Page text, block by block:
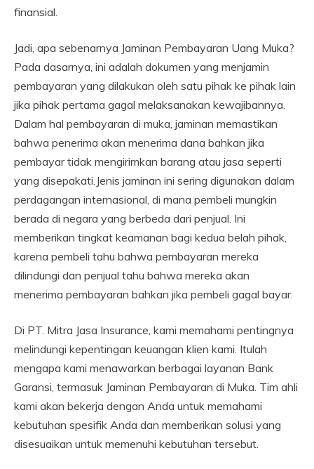
finansial.
Jadi, apa sebenarnya Jaminan Pembayaran Uang Muka?
Pada dasarnya, ini adalah dokumen yang menjamin
pembayaran yang dilakukan oleh satu pihak ke pihak lain
jika pihak pertama gagal melaksanakan kewajibannya.
Dalam hal pembayaran di muka, jaminan memastikan
bahwa penerima akan menerima dana bahkan jika
pembayar tidak mengirimkan barang atau jasa seperti
yang disepakati.Jenis jaminan ini sering digunakan dalam
perdagangan internasional, di mana pembeli mungkin
berada di negara yang berbeda dari penjual. Ini
memberikan tingkat keamanan bagi kedua belah pihak,
karena pembeli tahu bahwa pembayaran mereka
dilindungi dan penjual tahu bahwa mereka akan
menerima pembayaran bahkan jika pembeli gagal bayar.
Di PT. Mitra Jasa Insurance, kami memahami pentingnya
melindungi kepentingan keuangan klien kami. Itulah
mengapa kami menawarkan berbagai layanan Bank
Garansi, termasuk Jaminan Pembayaran di Muka. Tim ahli
kami akan bekerja dengan Anda untuk memahami
kebutuhan spesifik Anda dan memberikan solusi yang
disesuaikan untuk memenuhi kebutuhan tersebut.